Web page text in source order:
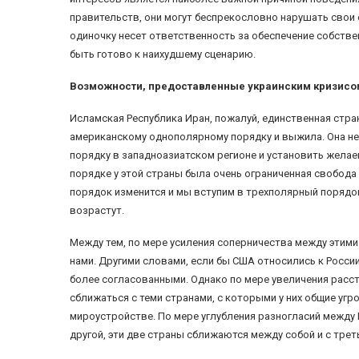
правительств, они могут беспрекословно нарушать
одиночку несет ответственность за обеспечение
быть готово к наихудшему сценарию.
Возможности, предоставленные украинским
Исламская Республика Иран, пожалуй, единственная
американскому однополярному порядку и выжила. Она
порядку в западноазиатском регионе и установить
порядке у этой страны была очень ограниченная
порядок изменится и мы вступим в трехполярный
возрастут.
Между тем, по мере усиления соперничества между
нами. Другими словами, если бы США относились к
более согласованными. Однако по мере увеличения
сближаться с теми странами, с которыми у них общие
мироустройстве. По мере углубления разногласий
другой, эти две страны сближаются между собой и с